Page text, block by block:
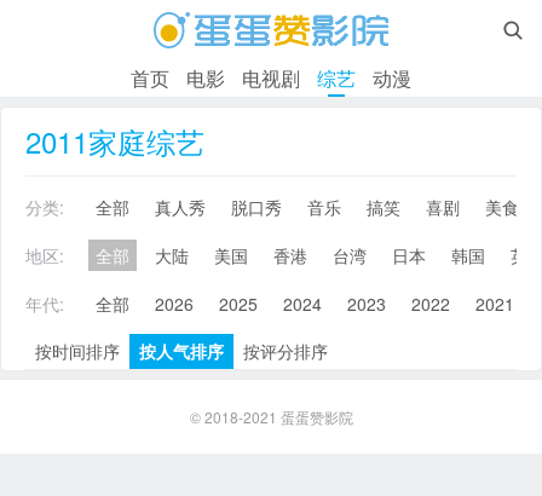

首页 电影 电视剧 综艺 动漫
2011家庭综艺
分类: 全部 真人秀 脱口秀 音乐 搞笑 喜剧
美食
地区:
全部 大陆 美国 香港 台湾 日本 韩国
英
年代:
全部 2026 2025 2024 2023 2022 2021
按时间排序
按人气排序 按评分排序
© 2018-2021 蛋蛋赞影院